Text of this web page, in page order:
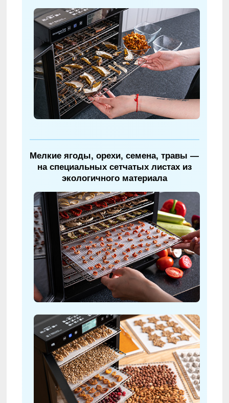
Мелкие ягоды, орехи, семена, травы —
на специальных сетчатых листах из
экологичного материала